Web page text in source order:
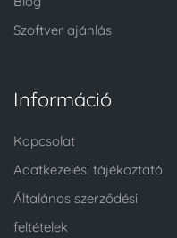
Szoftver ajánlás
Információ
Kapcsolat
Adatkezelési tájékoztató
Általános szerződési
feltételek